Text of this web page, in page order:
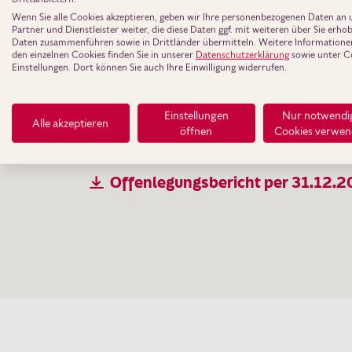
Wenn Sie alle Cookies akzeptieren, geben wir Ihre personenbezogenen Daten an
Partner und Dienstleister weiter, die diese Daten ggf. mit weiteren über Sie
Daten zusammenführen sowie in Drittländer übermitteln. Weitere
den einzelnen Cookies finden Sie in unserer Datenschutzerklärungsowie unter
Einstellungen. Dort können Sie auch Ihre Einwilligung widerrufen.
Alle akzeptieren
Einstellungen
öffnen
Nur
Cookies
Offenlegungsbericht per
Offenlegungsbericht per
Offenlegungsbericht per
Offenlegungsbericht per